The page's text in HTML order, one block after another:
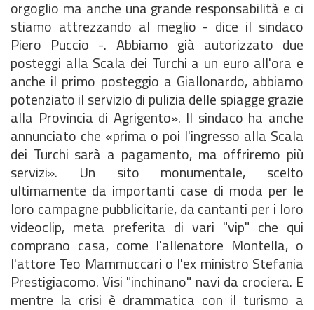
orgoglio ma anche una grande responsabilità e ci
stiamo attrezzando al meglio - dice il sindaco
Piero Puccio -. Abbiamo già autorizzato due
posteggi alla Scala dei Turchi a un euro all'ora e
anche il primo posteggio a Giallonardo, abbiamo
potenziato il servizio di pulizia delle spiagge grazie
alla Provincia di Agrigento». Il sindaco ha anche
annunciato che «prima o poi l'ingresso alla Scala
dei Turchi sarà a pagamento, ma offriremo più
servizi». Un sito monumentale, scelto
ultimamente da importanti case di moda per le
loro campagne pubblicitarie, da cantanti per i loro
videoclip, meta preferita di vari "vip" che qui
comprano casa, come l'allenatore Montella, o
l'attore Teo Mammuccari o l'ex ministro Stefania
Prestigiacomo. Visi "inchinano" navi da crociera. E
mentre la crisi è drammatica con il turismo a